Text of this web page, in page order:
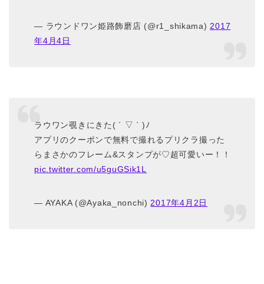
— ラウンドワン姫路飾磨店 (@r1_shikama) 2017
年4月4日
ラウワン覗きにきた( ´ ▽ ` )ﾉ
アプリのクーポンで無料で撮れるプリクラ撮った
らまさかのフレーム&スタンプが♡超可愛いー！！
pic.twitter.com/u5guGSik1L
— AYAKA (@Ayaka_nonchi)2017年4月2日